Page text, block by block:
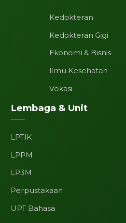
Kedokteran
Kedokteran Gigi
Ekonomi & Bisnis
Ilmu Kesehatan
Vokasi
Lembaga & Unit
LPTIK
LPPM
LP3M
Perpustakaan
UPT Bahasa